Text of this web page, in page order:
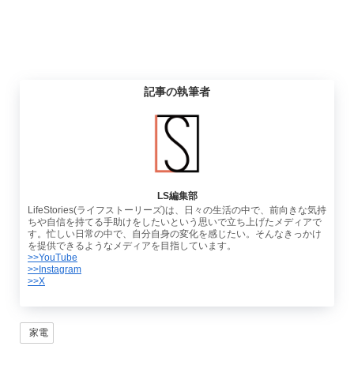
記事の執筆者
LS編集部
LifeStories(ライフストーリーズ)は、日々の生活の中で、前向きな気持
ちや自信を持てる手助けをしたいという思いで立ち上げたメディアで
す。忙しい日常の中で、自分自身の変化を感じたい。そんなきっかけ
を提供できるようなメディアを目指しています。
>>YouTube
>>Instagram
>>X
家電